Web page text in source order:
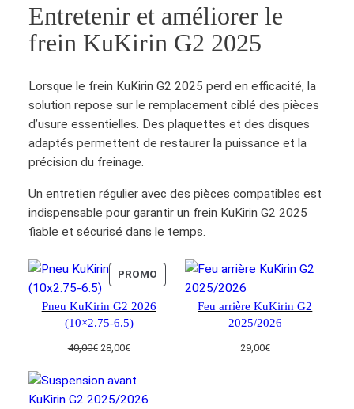
e
i
K
K
i
n
G
2
1
6
Entretenir et améliorer le
frein KuKirin G2 2025
Lorsque le frein KuKirin G2 2025 perd en efficacité, la
solution repose sur le remplacement ciblé des pièces
d’usure essentielles. Des plaquettes et des disques
adaptés permettent de restaurer la puissance et la
précision du freinage.
Un entretien régulier avec des pièces compatibles est
indispensable pour garantir un frein KuKirin G2 2025
fiable et sécurisé dans le temps.
PROMO PRODUIT
EN
PROMOTION
Pneu KuKirin G2 2026
(10×2.75-6.5)
40,00€ Le
initial
était :
28,00€Le
actuel
est :
Feu arrière KuKirin G2
2025/2026
29,00€